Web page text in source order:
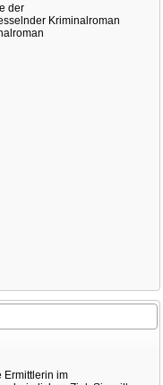
der
Kriminalroman
Ermittlerin im